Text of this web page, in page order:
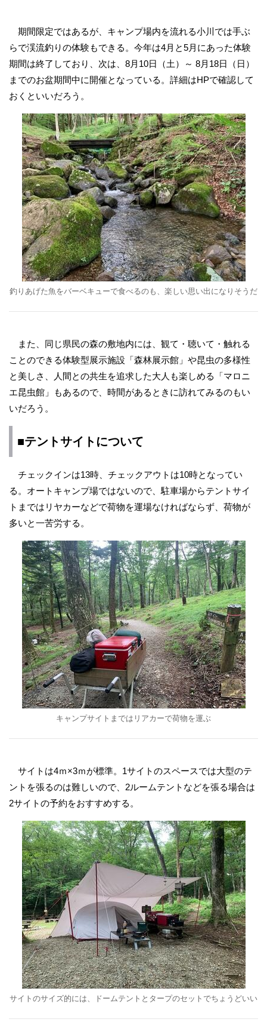
期間限定ではあるが、キャンプ場内を流れる小川では手ぶ
らで渓流釣りの体験もできる。今年は4月と5月にあった体験
期間は終了しており、次は、8月10日（土）～ 8月18日（日）
までのお盆期間中に開催となっている。詳細はHPで確認して
おくといいだろう。
釣りあげた魚をバーベキューで食べるのも、楽しい思い出になりそうだ
また、同じ県民の森の敷地内には、観て・聴いて・触れる
ことのできる体験型展示施設「森林展示館」や昆虫の多様性
と美しさ、人間との共生を追求した大人も楽しめる「マロニ
エ昆虫館」もあるので、時間があるときに訪れてみるのもい
いだろう。
■テントサイトについて
チェックインは13時、チェックアウトは10時となってい
る。オートキャンプ場ではないので、駐車場からテントサイ
トまではリヤカーなどで荷物を運場なければならず、荷物が
多いと一苦労する。
キャンプサイトまではリアカーで荷物を運ぶ
サイトは4ｍ×3ｍが標準。1サイトのスペースでは大型のテ
ントを張るのは難しいので、2ルームテントなどを張る場合は
2サイトの予約をおすすめする。
サイトのサイズ的には、ドームテントとタープのセットでちょうどいい